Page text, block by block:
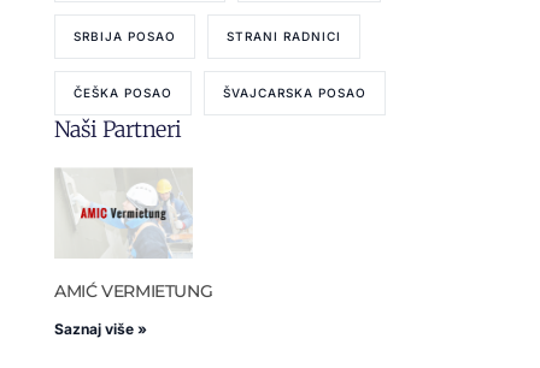
SRBIJA POSAO STRANI RADNICI
ČEŠKA POSAO ŠVAJCARSKA POSAO
Naši Partneri
AMIĆ VERMIETUNG
Saznaj više »